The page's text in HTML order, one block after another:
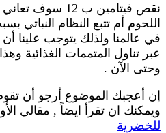
نقص فيتامين ب
اللحوم أم تتبع النظام النباتي
في عالمنا ولذلك يتوجب علينا
عبر تناول المتممات الغذائية
وحتى الآن .
إن أعجبك الموضوع أرجو أن
ويمكنك ان تقرأ ايضاً , مقالي
للخضرية